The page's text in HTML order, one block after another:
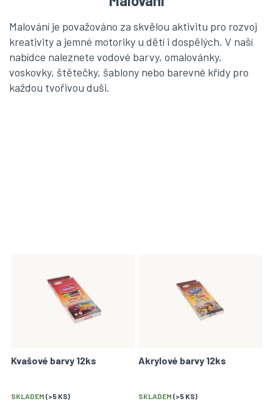
Malování je považováno za skvělou aktivitu pro rozvoj
kreativity a jemné motoriky u dětí i dospělých. V naší
nabídce naleznete vodové barvy, omalovánky,
voskovky, štětečky, šablony nebo barevné křídy pro
každou tvořivou duši.
Kvašové barvy 12ks
SKLADEM (>5 KS)
Akrylové barvy 12ks
SKLADEM (>5 KS)